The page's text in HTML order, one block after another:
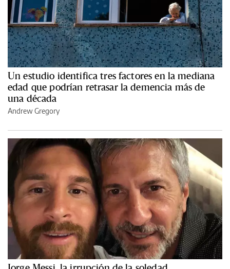
Un estudio identifica tres factores en la mediana
edad que podrían retrasar la demencia más de
una década
Andrew Gregory